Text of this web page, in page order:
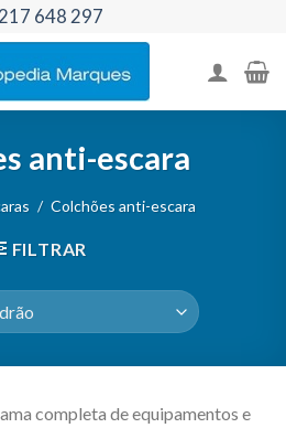
217 648 297
anti-escara
/ Colchões anti-escara
FILTRAR
completa de equipamentos e